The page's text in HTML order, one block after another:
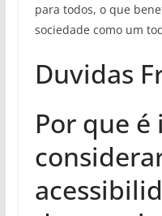
para todos, o que
sociedade como um
Duvidas
Por que